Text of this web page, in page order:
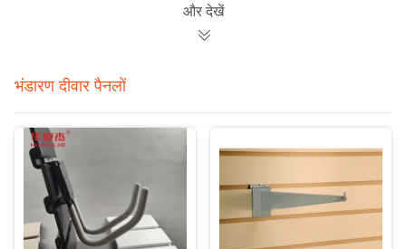
और देखें
भंडारण दीवार पैनलों